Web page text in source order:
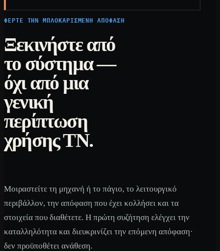
ΦΈΡΤΕ ΤΗΝ ΜΠΛΟΚΑΡΙΣΜΈΝΗ ΑΠΌΦΑΣΗ
Ξεκινήστε από
το σύστημα —
όχι από μια
γενική
περίπτωση
χρήσης ΤΝ.
Μοιραστείτε τη μηχανή ή το πάγιο, το λειτουργικό
περιβάλλον, την απόφαση που έχει κολλήσει και τα
στοιχεία που διαθέτετε. Η πρώτη συζήτηση ελέγχει την
καταλληλότητα και διευκρινίζει την επόμενη απόφαση·
δεν προϋποθέτει ανάθεση.